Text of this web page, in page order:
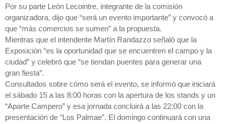
Por su parte León Lecointre, integrante de la comisión
organizadora, dijo que “será un evento importante” y convocó a
que “más comercios se sumen” a la propuesta.
Mientras que el intendente Martín Randazzo señaló que la
Exposición “es la oportunidad que se encuentren el campo y la
ciudad” y celebró que “se tiendan puentes para generar una
gran fiesta”.
Consultados sobre cómo será el evento, se informó que iniciará
el sábado 15 a las 8:00 horas con la apertura de los stands y un
“Aparte Campero” y esa jornada concluirá a las 22:00 con la
presentación de “Los Palmae”. El domingo continuará con una